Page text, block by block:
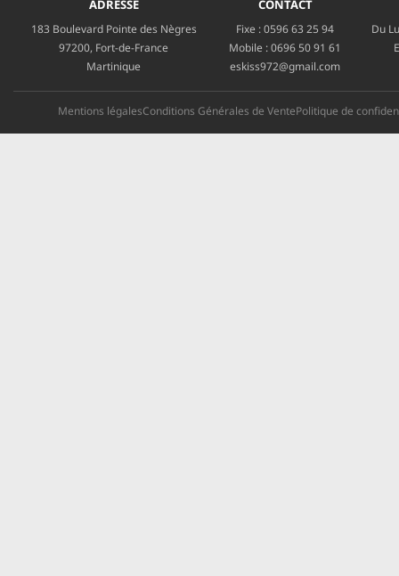
ADRESSE
183 Boulevard Pointe des Nègres
97200, Fort-de-France
Martinique
CONTACT
Fixe :0596 63 25 94
Mobile :0696 50 91 61
eskiss972@gmail.com
Du
Mentions légalesConditions Générales de VentePolitique de